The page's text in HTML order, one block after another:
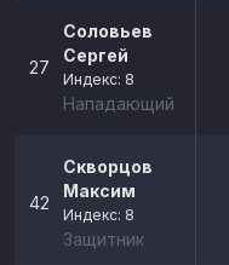
27
Соловьев
Сергей
Индекс: 8
Нападающий
42
Скворцов
Максим
Индекс: 8
Защитник